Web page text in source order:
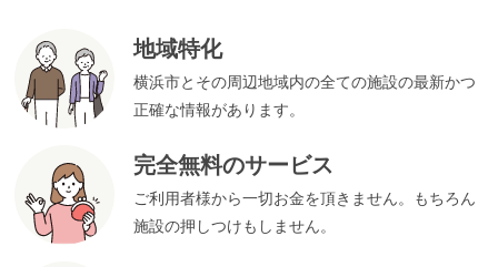
地域特化
横浜市とその周辺地域内の全ての施設の最新かつ
正確な情報があります。
完全無料のサービス
ご利用者様から一切お金を頂きません。もちろん
施設の押しつけもしません。